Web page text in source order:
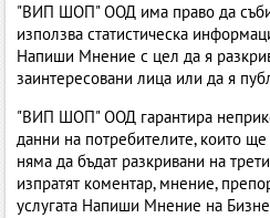
"ВИП ШОП" ООД има право да
използва статистическа
Напиши Мнение с цел да я
заинтересовани лица или да я
"ВИП ШОП" ООД гарантира
данни на потребителите, които
няма да бъдат разкривани на
изпратят коментар, мнение,
услугата Напиши Мнение на